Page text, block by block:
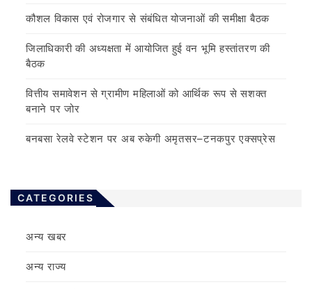
कौशल विकास एवं रोजगार से संबंधित योजनाओं की समीक्षा बैठक
जिलाधिकारी की अध्यक्षता में आयोजित हुई वन भूमि हस्तांतरण की
बैठक
वित्तीय समावेशन से ग्रामीण महिलाओं को आर्थिक रूप से सशक्त
बनाने पर जोर
बनबसा रेलवे स्टेशन पर अब रुकेगी अमृतसर–टनकपुर एक्सप्रेस
CATEGORIES
अन्य खबर
अन्य राज्य